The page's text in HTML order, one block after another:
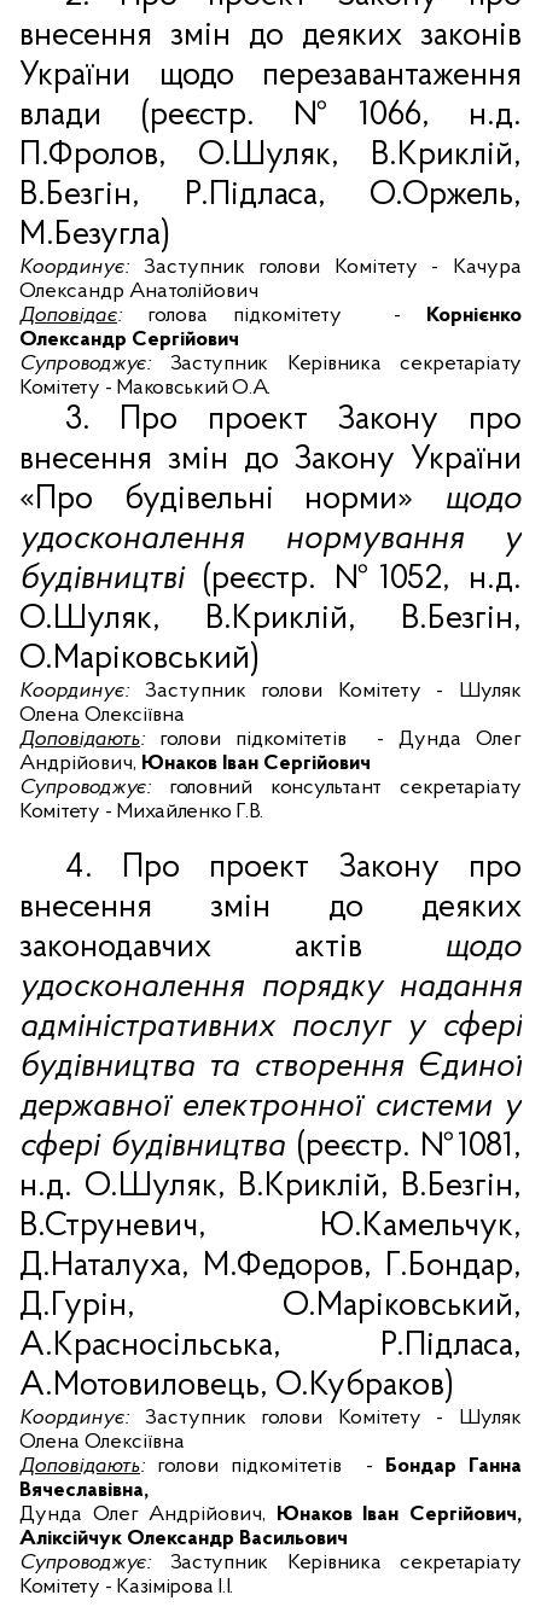
внесення змін до деяких законів
України щодо перезавантаження
влади
(реєстр. №1066, н.д.
П.Фролов, О.Шуляк, В.Криклій,
В.Безгін, Р.Підласа, О.Оржель,
М.Безугла)
Координує: Заступник голови Комітету - Качура
Олександр Анатолійович
Доповідає: голова підкомітету -
Корнієнко
Олександр Сергійович
Супроводжує: Заступник Керівника секретаріату
Комітету - Маковський О.А.
3. Про проект Закону про
внесення змін до Закону України
«Про будівельні норми»
щодо
удосконалення нормування у
будівництві
(реєстр. №1052, н.д.
О.Шуляк, В.Криклій, В.Безгін,
О.Маріковський)
Координує: Заступник голови Комітету - Шуляк
Олена Олексіївна
Доповідають: голови підкомітетів - Дунда Олег
Андрійович, Юнаков Іван Сергійович
Супроводжує: головний консультант секретаріату
Комітету - Михайленко Г.В.
4. Про проект Закону про
внесення змін до деяких
законодавчих актів щодо
удосконалення порядку надання
адміністративних послуг у сфері
будівництва та створення Єдиної
державної електронної системи у
сфері будівництва (реєстр. №1081,
н.д. О.Шуляк, В.Криклій, В.Безгін,
В.Струневич, Ю.Камельчук,
Д.Наталуха, М.Федоров, Г.Бондар,
Д.Гурін, О.Маріковський,
А.Красносільська, Р.Підласа,
А.Мотовиловець, О.Кубраков)
Координує: Заступник голови Комітету - Шуляк
Олена Олексіївна
Доповідають: голови підкомітетів -
Бондар Ганна
Вячеславівна,
Дунда Олег Андрійович,
Юнаков Іван Сергійович,
Аліксійчук Олександр Васильович
Супроводжує: Заступник Керівника секретаріату
Комітету - Казімірова І.І.